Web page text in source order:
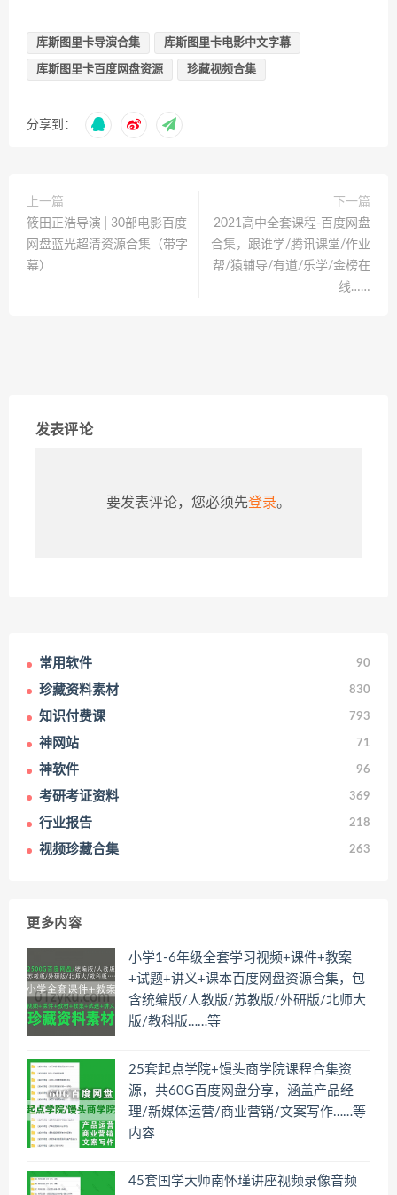
库斯图里卡导演合集 库斯图里卡电影中文字幕
库斯图里卡百度网盘资源 珍藏视频合集
分享到：
上一篇
筱田正浩导演│30部电影百度
网盘蓝光超清资源合集（带字
幕）
下一篇
2021高中全套课程-百度网盘
合集，跟谁学/腾讯课堂/作业
帮/猿辅导/有道/乐学/金榜在
线……
发表评论
要发表评论，您必须先登录。
常用软件 90
珍藏资料素材 830
知识付费课 793
神网站 71
神软件 96
考研考证资料 369
行业报告 218
视频珍藏合集 263
更多内容
小学1-6年级全套学习视频+课件+教案
+试题+讲义+课本百度网盘资源合集，包
含统编版/人教版/苏教版/外研版/北师大
版/教科版……等
25套起点学院+馒头商学院课程合集资
源，共60G百度网盘分享，涵盖产品经
理/新媒体运营/商业营销/文案写作……等
内容
45套国学大师南怀瑾讲座视频录像音频